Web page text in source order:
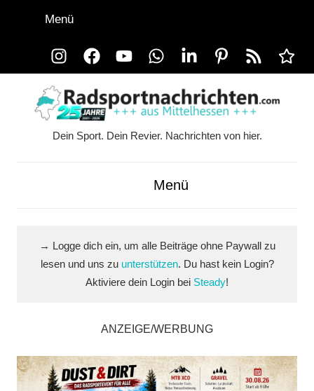
InstagramFacebookYouTubeWhatsAppLinkedInPinterestRSS-
Feed
Alle
Menü
Dein Sport. Dein Revier. Nachrichten von hier.
Menü
→ Logge dich ein, um alle Beiträge ohne Paywall zu
lesen und uns zu unterstützen. Du hast kein Login?
Aktiviere dein Login bei Steady!
ANZEIGE/WERBUNG